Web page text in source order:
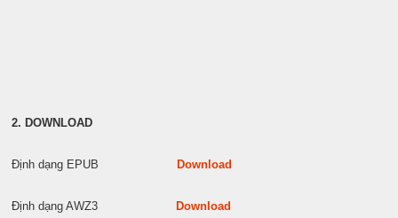
2. DOWNLOAD
Định dạng EPUB Download
Định dạng AWZ3 Download